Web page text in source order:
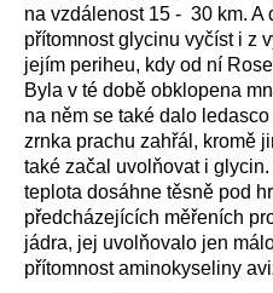
na vzdálenost 15 - 30 km. A
přítomnost glycinu vyčíst i z
jejím periheu, kdy od ní
Byla v té době obklopena
na něm se také dalo
zrnka prachu zahřál, kromě
také začal uvolňovat i
teplota dosáhne těsně pod
předcházejících měřeních
jádra, jej uvolňovalo jen
přítomnost aminokyseliny